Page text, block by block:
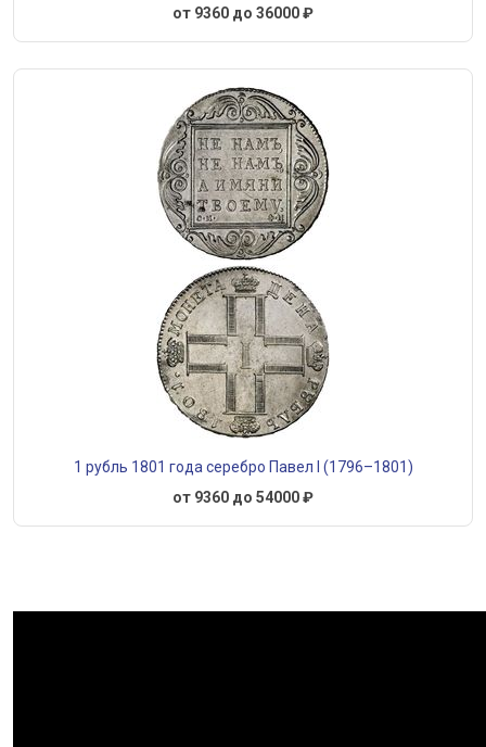
от 9360 до 36000 ₽
1 рубль 1801 года серебро Павел I (1796–1801)
от 9360 до 54000 ₽